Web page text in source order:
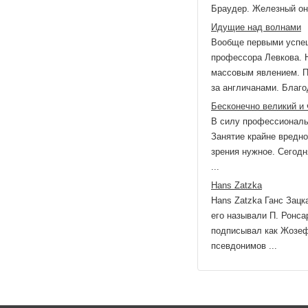
Браудер. Железный
Идущие над волнами
Вообще первыми
профессора Левкова.
массовым явлением.
за англичанами.
Бесконечно великий
В силу
Занятие крайне
зрения нужное.
...
Hans Zatzka
Hans Zatzka Ганс
его называли П.
подписывал как
псевдонимов ...